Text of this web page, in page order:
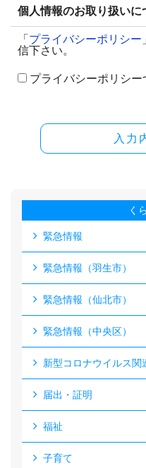
個人情報のお取り扱いに
「 プライバシーポリシー
信下さい。
プライバシーポリシー
入力
く
緊急情報
緊急情報（羽生市）
緊急情報（仙北市）
緊急情報（中央区）
新型コロナウイルス関
届出・証明
福祉
子育て